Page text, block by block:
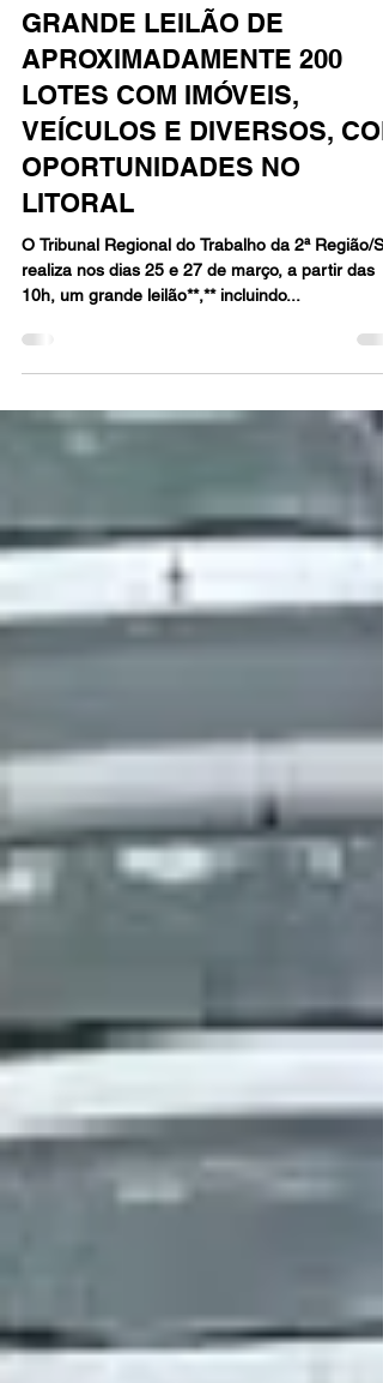
JUSTIÇA DO TRABALHO DE
SÃO PAULO REALIZA
GRANDE LEILÃO DE
APROXIMADAMENTE 200
LOTES COM IMÓVEIS,
VEÍCULOS E DIVERSOS,
OPORTUNIDADES NO
LITORAL
O Tribunal Regional do Trabalho da 2ª Região/